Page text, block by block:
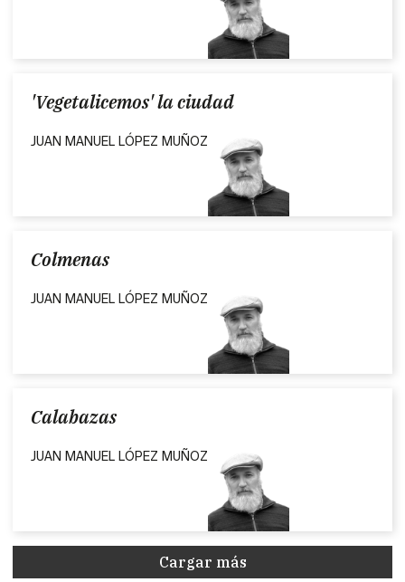
'Vegetalicemos' la ciudad
JUAN MANUEL LÓPEZ MUÑOZ
Colmenas
JUAN MANUEL LÓPEZ MUÑOZ
Calabazas
JUAN MANUEL LÓPEZ MUÑOZ
Cargar más